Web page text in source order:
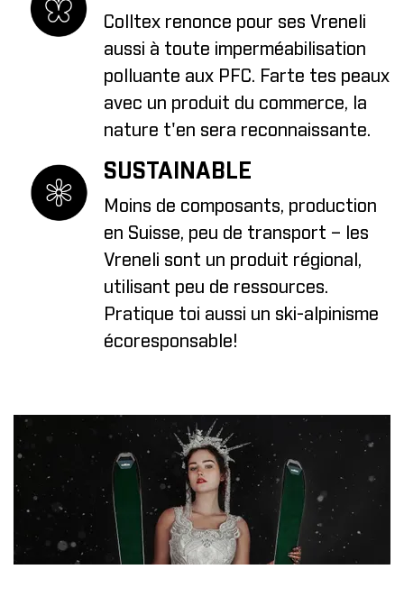
Colltex renonce pour ses Vreneli
aussi à toute imperméabilisation
polluante aux PFC. Farte tes peaux
avec un produit du commerce, la
nature t'en sera reconnaissante.
SUSTAINABLE
Moins de composants, production
en Suisse, peu de transport – les
Vreneli sont un produit régional,
utilisant peu de ressources.
Pratique toi aussi un ski-alpinisme
écoresponsable!